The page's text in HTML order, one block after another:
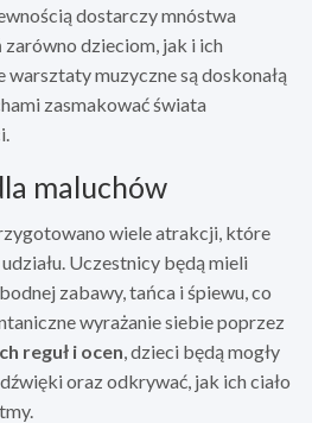
dostarczy mnóstwa
dzieciom, jak i ich
muzyczne są doskonałą
zasmakować świata
maluchów
wiele atrakcji, które
Uczestnicy będą mieli
zabawy, tańca i śpiewu, co
wyrażanie siebie poprzez
reguł i ocen, dzieci będą mogły
oraz odkrywać, jak ich ciało